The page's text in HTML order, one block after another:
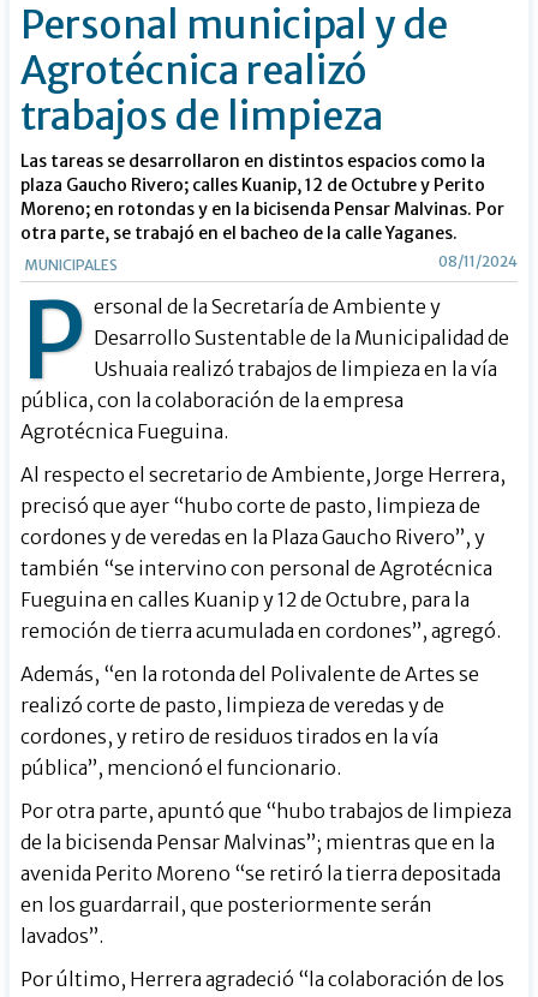
Personal municipal y de
Agrotécnica realizó
trabajos de limpieza
Las tareas se desarrollaron en distintos espacios como la
plaza Gaucho Rivero; calles Kuanip, 12 de Octubre y Perito
Moreno; en rotondas y en la bicisenda Pensar Malvinas. Por
otra parte, se trabajó en el bacheo de la calle Yaganes.
MUNICIPALES 08/11/2024
P ersonal de la Secretaría de Ambiente y
Desarrollo Sustentable de la Municipalidad de
Ushuaia realizó trabajos de limpieza en la vía
pública, con la colaboración de la empresa
Agrotécnica Fueguina.
Al respecto el secretario de Ambiente, Jorge Herrera,
precisó que ayer “hubo corte de pasto, limpieza de
cordones y de veredas en la Plaza Gaucho Rivero”, y
también “se intervino con personal de Agrotécnica
Fueguina en calles Kuanip y 12 de Octubre, para la
remoción de tierra acumulada en cordones”, agregó.
Además, “en la rotonda del Polivalente de Artes se
realizó corte de pasto, limpieza de veredas y de
cordones, y retiro de residuos tirados en la vía
pública”, mencionó el funcionario.
Por otra parte, apuntó que “hubo trabajos de limpieza
de la bicisenda Pensar Malvinas”; mientras que en la
avenida Perito Moreno “se retiró la tierra depositada
en los guardarrail, que posteriormente serán
lavados”.
Por último, Herrera agradeció “la colaboración de los